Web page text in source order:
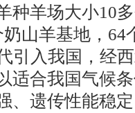
羊场大小10多
山羊基地，64
引入我国，经
适合我国气候
、遗传性能稳